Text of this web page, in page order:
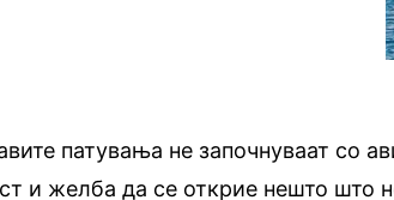
патувања не започнуваат со
и желба да се открие нешто што